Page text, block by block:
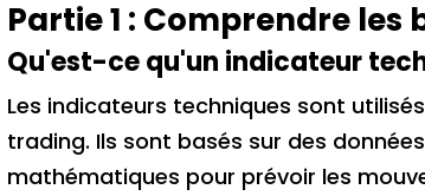
Partie 1 : Comprendre
Qu'est-ce qu'un indicateur
Les indicateurs techniques sont
trading. Ils sont basés sur des
mathématiques pour prévoir les